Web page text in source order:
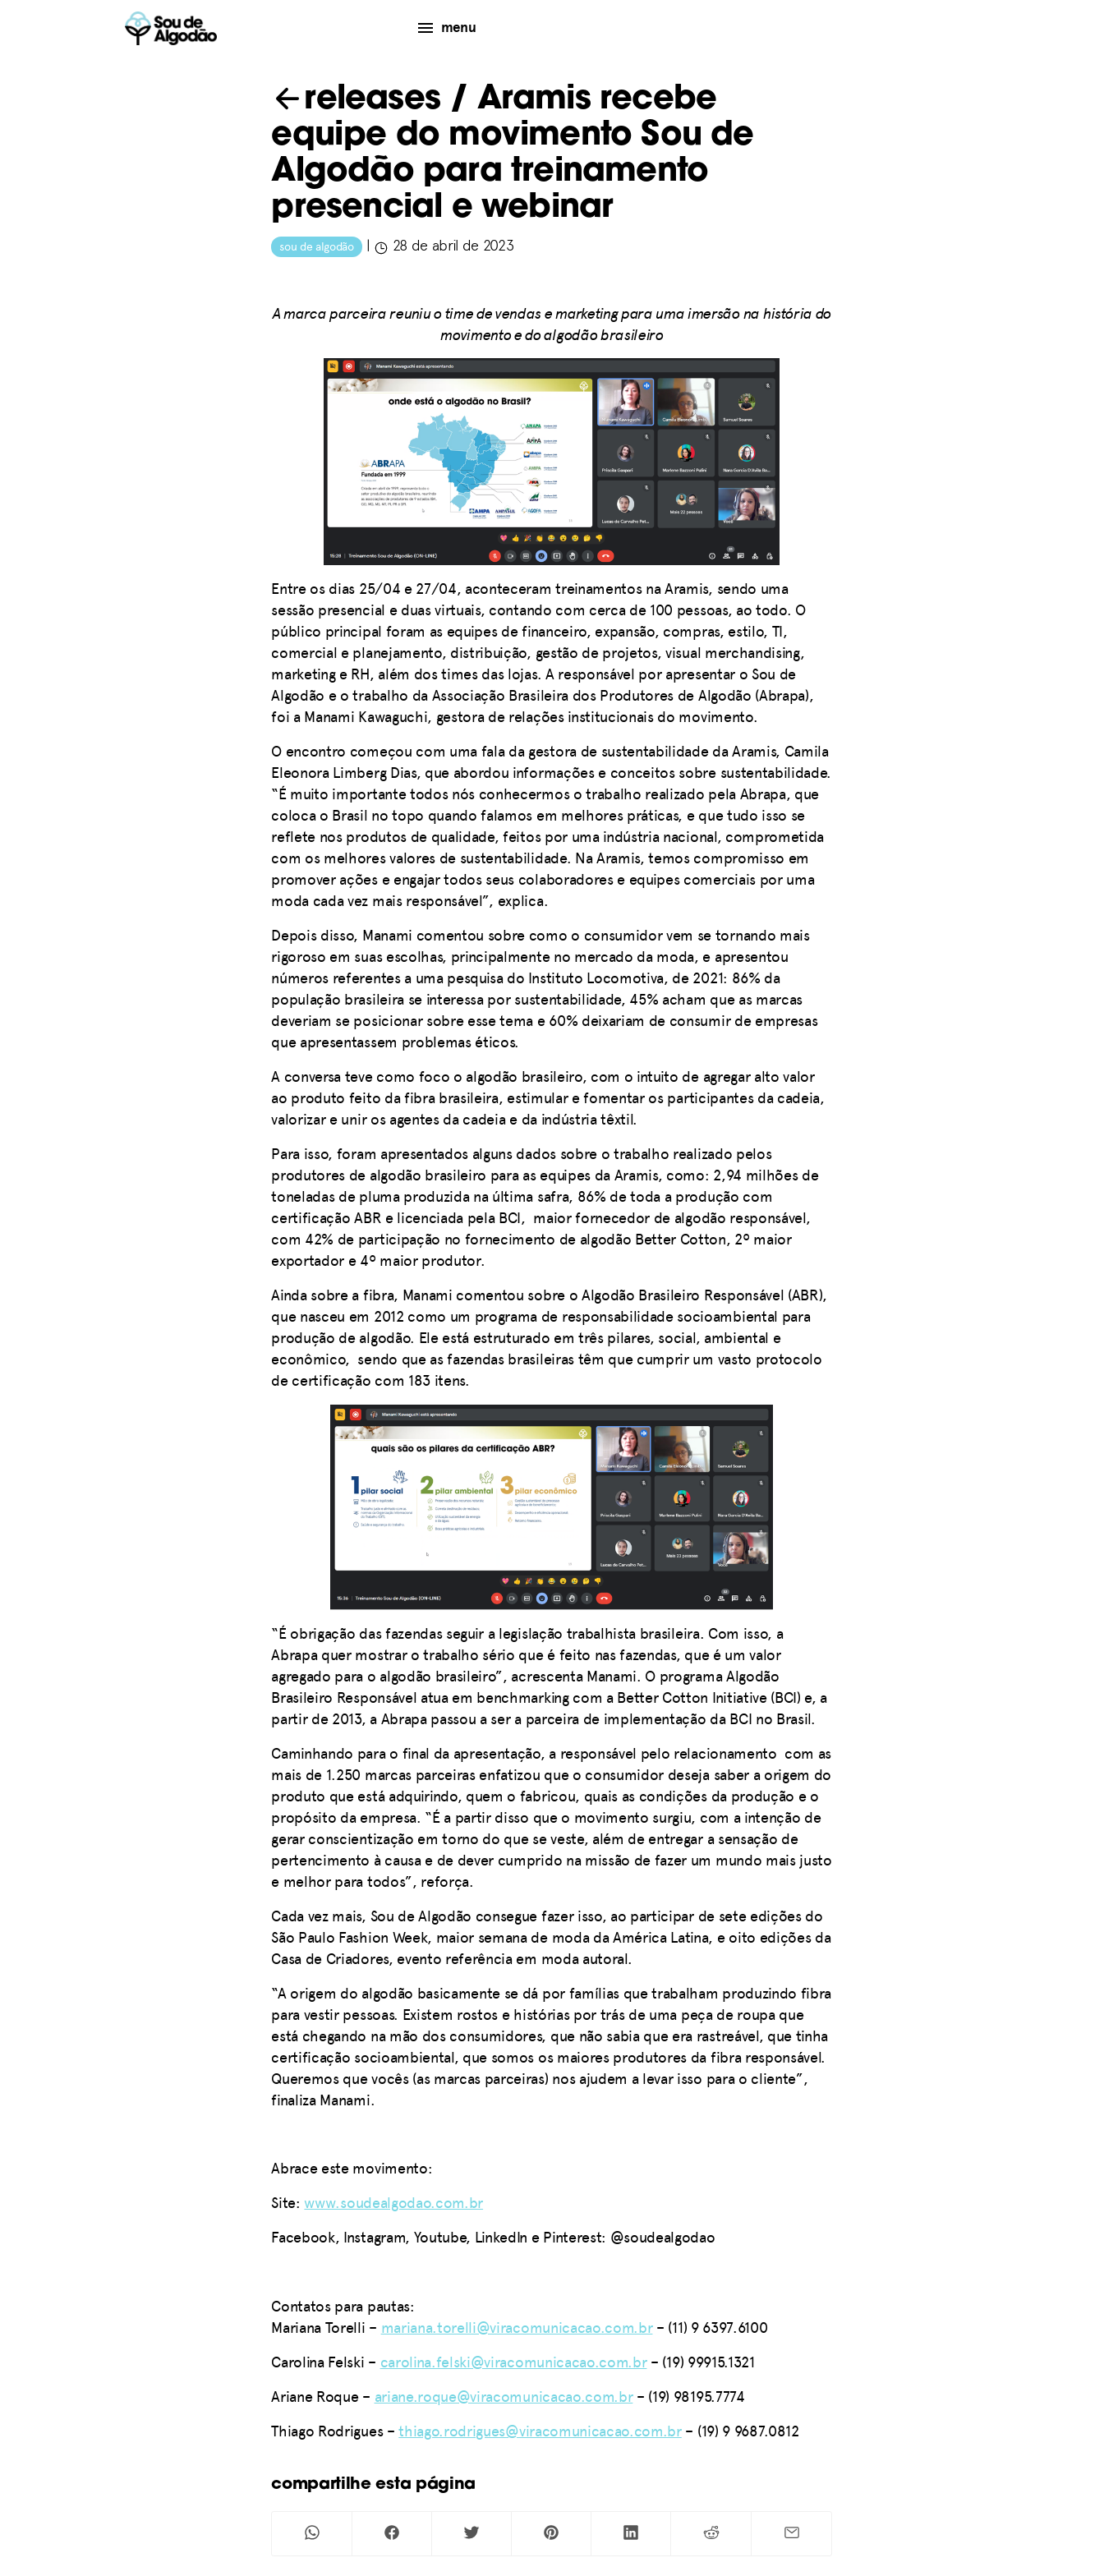
menu
releases/ Aramis recebe
equipe do movimento Sou de
Algodão para treinamento
presencial e webinar
sou de algodão | 28 de abril de 2023
A marca parceira reuniu o time de vendas e marketing para uma imersão na história do
movimento e do algodão brasileiro
Entre os dias 25/04 e 27/04, aconteceram treinamentos na Aramis, sendo uma
sessão presencial e duas virtuais, contando com cerca de 100 pessoas, ao todo. O
público principal foram as equipes de financeiro, expansão, compras, estilo, TI,
comercial e planejamento, distribuição, gestão de projetos, visual merchandising,
marketing e RH, além dos times das lojas. A responsável por apresentar o Sou de
Algodão e o trabalho da Associação Brasileira dos Produtores de Algodão (Abrapa),
foi a Manami Kawaguchi, gestora de relações institucionais do movimento.
O encontro começou com uma fala da gestora de sustentabilidade da Aramis, Camila
Eleonora Limberg Dias, que abordou informações e conceitos sobre sustentabilidade.
“É muito importante todos nós conhecermos o trabalho realizado pela Abrapa, que
coloca o Brasil no topo quando falamos em melhores práticas, e que tudo isso se
reflete nos produtos de qualidade, feitos por uma indústria nacional, comprometida
com os melhores valores de sustentabilidade. Na Aramis, temos compromisso em
promover ações e engajar todos seus colaboradores e equipes comerciais por uma
moda cada vez mais responsável”, explica.
Depois disso, Manami comentou sobre como o consumidor vem se tornando mais
rigoroso em suas escolhas, principalmente no mercado da moda, e apresentou
números referentes a uma pesquisa do Instituto Locomotiva, de 2021: 86% da
população brasileira se interessa por sustentabilidade, 45% acham que as marcas
deveriam se posicionar sobre esse tema e 60% deixariam de consumir de empresas
que apresentassem problemas éticos.
A conversa teve como foco o algodão brasileiro, com o intuito de agregar alto valor
ao produto feito da fibra brasileira, estimular e fomentar os participantes da cadeia,
valorizar e unir os agentes da cadeia e da indústria têxtil.
Para isso, foram apresentados alguns dados sobre o trabalho realizado pelos
produtores de algodão brasileiro para as equipes da Aramis, como: 2,94 milhões de
toneladas de pluma produzida na última safra, 86% de toda a produção com
certificação ABR e licenciada pela BCI, maior fornecedor de algodão responsável,
com 42% de participação no fornecimento de algodão Better Cotton, 2º maior
exportador e 4º maior produtor.
Ainda sobre a fibra, Manami comentou sobre o Algodão Brasileiro Responsável (ABR),
que nasceu em 2012 como um programa de responsabilidade socioambiental para
produção de algodão. Ele está estruturado em três pilares, social, ambiental e
econômico, sendo que as fazendas brasileiras têm que cumprir um vasto protocolo
de certificação com 183 itens.
“É obrigação das fazendas seguir a legislação trabalhista brasileira. Com isso, a
Abrapa quer mostrar o trabalho sério que é feito nas fazendas, que é um valor
agregado para o algodão brasileiro”, acrescenta Manami. O programa Algodão
Brasileiro Responsável atua em benchmarking com a Better Cotton Initiative (BCI) e, a
partir de 2013, a Abrapa passou a ser a parceira de implementação da BCI no Brasil.
Caminhando para o final da apresentação, a responsável pelo relacionamento com as
mais de 1.250 marcas parceiras enfatizou que o consumidor deseja saber a origem do
produto que está adquirindo, quem o fabricou, quais as condições da produção e o
propósito da empresa. “É a partir disso que o movimento surgiu, com a intenção de
gerar conscientização em torno do que se veste, além de entregar a sensação de
pertencimento à causa e de dever cumprido na missão de fazer um mundo mais justo
e melhor para todos”, reforça.
Cada vez mais, Sou de Algodão consegue fazer isso, ao participar de sete edições do
São Paulo Fashion Week, maior semana de moda da América Latina, e oito edições da
Casa de Criadores, evento referência em moda autoral.
“A origem do algodão basicamente se dá por famílias que trabalham produzindo fibra
para vestir pessoas. Existem rostos e histórias por trás de uma peça de roupa que
está chegando na mão dos consumidores, que não sabia que era rastreável, que tinha
certificação socioambiental, que somos os maiores produtores da fibra responsável.
Queremos que vocês (as marcas parceiras) nos ajudem a levar isso para o cliente”,
finaliza Manami.
Abrace este movimento:
Site:www.soudealgodao.com.br
Facebook, Instagram, Youtube, LinkedIn e Pinterest: @soudealgodao
Contatos para pautas:
Mariana Torelli – mariana.torelli@viracomunicacao.com.br– (11) 9 6397.6100
Carolina Felski – carolina.felski@viracomunicacao.com.br– (19) 99915.1321
Ariane Roque– ariane.roque@viracomunicacao.com.br– (19) 98195.7774
Thiago Rodrigues–thiago.rodrigues@viracomunicacao.com.br– (19) 9 9687.0812
compartilhe esta página